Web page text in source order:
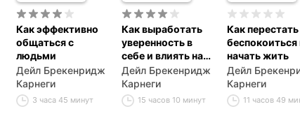
Как эффективно
общаться с
людьми
Дейл Брекенридж
Карнеги
3 часа 45 минут
Как выработать
уверенность в
себе и влиять на
людей, выступая
публично
Дейл Брекенридж
Карнеги
15 часов 10 минут
Как перестать
беспокоиться
начать жить
Дейл
Карнеги
11 часов 49